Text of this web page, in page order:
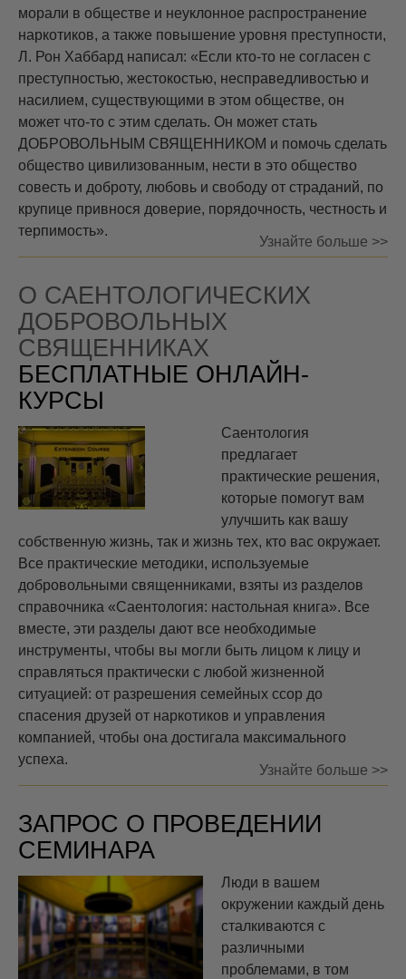
морали в обществе и неуклонное распространение
наркотиков, а также повышение уровня преступности,
Л. Рон Хаббард написал: «Если кто-то не согласен с
преступностью, жестокостью, несправедливостью и
насилием, существующими в этом обществе, он
может что-то с этим сделать. Он может стать
ДОБРОВОЛЬНЫМ СВЯЩЕННИКОМ и помочь сделать
общество цивилизованным, нести в это общество
совесть и доброту, любовь и свободу от страданий, по
крупице привнося доверие, порядочность, честность и
терпимость».
Узнайте больше >>
О САЕНТОЛОГИЧЕСКИХ
ДОБРОВОЛЬНЫХ
СВЯЩЕННИКАХ
БЕСПЛАТНЫЕ ОНЛАЙН-
КУРСЫ
Саентология
предлагает
практические решения,
которые помогут вам
улучшить как вашу
собственную жизнь, так и жизнь тех, кто вас окружает.
Все практические методики, используемые
добровольными священниками, взяты из разделов
справочника «Саентология: настольная книга». Все
вместе, эти разделы дают все необходимые
инструменты, чтобы вы могли быть лицом к лицу и
справляться практически с любой жизненной
ситуацией: от разрешения семейных ссор до
спасения друзей от наркотиков и управления
компанией, чтобы она достигала максимального
успеха.
Узнайте больше >>
ЗАПРОС О ПРОВЕДЕНИИ
СЕМИНАРА
Люди в вашем
окружении каждый день
сталкиваются с
различными
проблемами, в том